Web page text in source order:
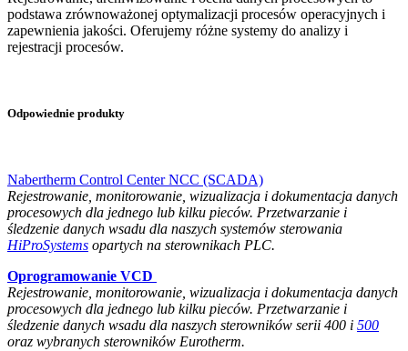
podstawa zrównoważonej optymalizacji procesów operacyjnych i
zapewnienia jakości. Oferujemy różne systemy do analizy i
rejestracji procesów.
Odpowiednie produkty
Nabertherm Control Center NCC (SCADA)
Rejestrowanie, monitorowanie, wizualizacja i dokumentacja danych
procesowych dla jednego lub kilku pieców. Przetwarzanie i
śledzenie danych wsadu dla naszych systemów sterowania
HiProSystems opartych na sterownikach PLC.
Oprogramowanie VCD
Rejestrowanie, monitorowanie, wizualizacja i dokumentacja danych
procesowych dla jednego lub kilku pieców. Przetwarzanie i
śledzenie danych wsadu dla naszych sterowników serii 400 i 500
oraz wybranych sterowników Eurotherm.